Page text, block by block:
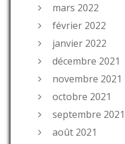
mars 2022
février 2022
janvier 2022
décembre 2021
novembre 2021
octobre 2021
septembre 2021
août 2021